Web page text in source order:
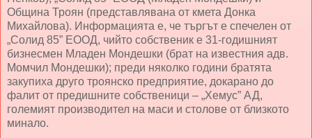
Община Троян (представлявана от кмета Донка
Михайлова). Информацията е, че търгът е спечелен от
„Солид 85” ЕООД, чийто собственик е 31-годишният
бизнесмен Младен Мондешки (брат на известния адв.
Момчил Мондешки); преди няколко години братята
закупиха друго троянско предприятие, докарано до
фалит от предишните собственици – „Хемус” АД,
големият производител на маси и столове от близкото
минало.